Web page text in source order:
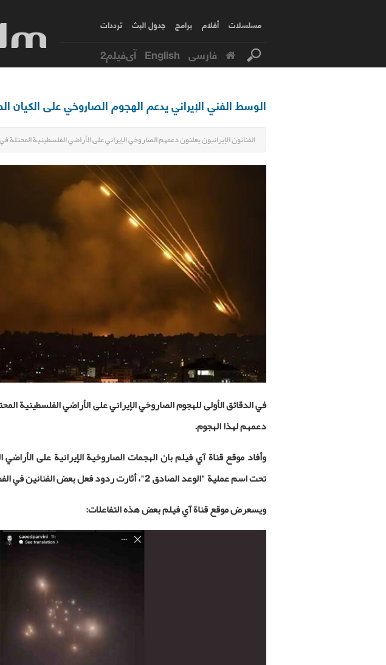
مسلسلات أفلام برامج جدول البث ترددات
فارسی English آی‌فیلم2
الوسط الفني الإيراني يدعم الهجوم الصاروخي على الكيان
الفنانون الإيرانيون يعلنون دعمهم الصاروخي الإيراني على الأراضي الفلسطينية المحتلة
في الدقائق الأولى للهجوم الصاروخي الإيراني على الأراضي الفلسطينية
دعمهم لهذا الهجوم.
وأفاد موقع قناة آي فيلم بان الهجمات الصاروخية الإيرانية على الأراضي
تحت اسم عملية "الوعد الصادق 2"، أثارت ردود فعل بعض الفنانين في الفضاء الإلكتروني.
ويسعرض موقع قناة آي فيلم بعض هذه التفاعلات: